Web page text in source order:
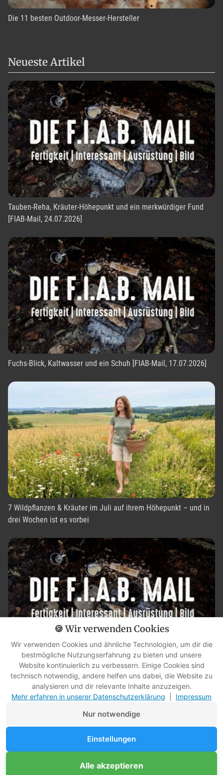
Die 11 besten Outdoor-Messer-Hersteller
Neueste Artikel
Tauben-Reha, Kräuter-Höhepunkt und ein merkwürdiger Fund
[FIAB-Mail, 24.07.2026]
Fuchs-Blick, Kaltwasser und ein Schuh [FIAB-Mail, 17.07.2026]
7 Wildpflanzen & Kräuter im Juli auf ihrem Höhepunkt – und in
drei Wochen ist es vorbei
Nur Unkraut? Diese Pflanze kann mehr, als du denkst [FIAB-Mail,
10.07.2026]
🍪 Wir verwenden Cookies
Wir verwenden Cookies und ähnliche Technologien, um dir die
bestmögliche Nutzungserfahrung zu bieten und unsere
Website kontinuierlich zu verbessern. Einige Cookies sind
technisch notwendig, andere helfen uns dabei, die Website zu
analysieren und dir relevante Inhalte anzuzeigen.
Mehr erfahren in unserer Datenschutzerklärung
Impressum
Nur notwendige
Einstellungen
Alle akzeptieren